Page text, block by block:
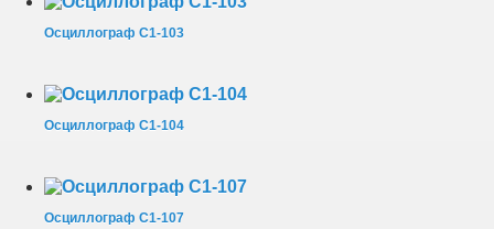
Осциллограф С1-103
Осциллограф С1-104
Осциллограф С1-107